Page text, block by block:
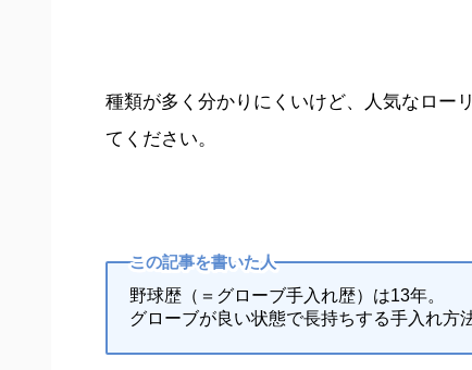
種類が多く分かりにくいけど、人気なロー
てください。
この記事を書いた人
野球歴（＝グローブ手入れ歴）は13年。
グローブが良い状態で長持ちする手入れ方